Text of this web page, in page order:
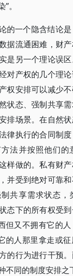
。
的一个隐含结论
据流通困难，财
是另一个理论误
对产权的几个理
权安排可以减少不
状态、强制共享
排场景。在自然
律执行的合同制
法并按照他们的
样做的。私有财
并受到绝对可靠
共享需求状态，
态下的所有权受
但又不拥有它的
的人那里拿走或
的行为进行干预
不同的制度安排之